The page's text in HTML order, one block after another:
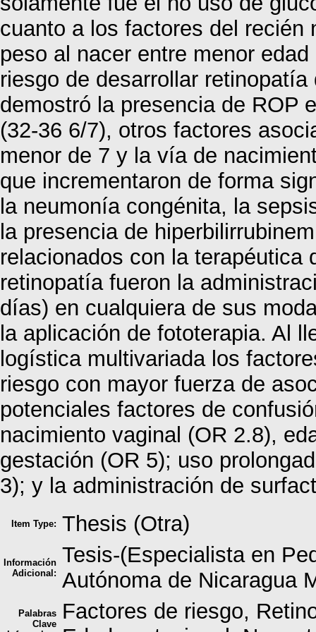
cuanto a los factores del recién
peso al nacer entre menor
riesgo de desarrollar
demostró la presencia de ROP
(32-36 6/7), otros factores
menor de 7 y la vía de
que incrementaron de forma
la neumonía congénita, la
la presencia de
relacionados con la terapéutica
retinopatía fueron la
días) en cualquiera de sus
la aplicación de fototerapia. Al
logística multivariada los
riesgo con mayor fuerza de
potenciales factores de
nacimiento vaginal (OR 2.8),
gestación (OR 5); uso
3); y la administración de
Item Type: Thesis (Otra)
Información
Adicional:
Tesis-(Especialista en
Autónoma de Nicaragua
Palabras
Clave
Factores de riesgo,